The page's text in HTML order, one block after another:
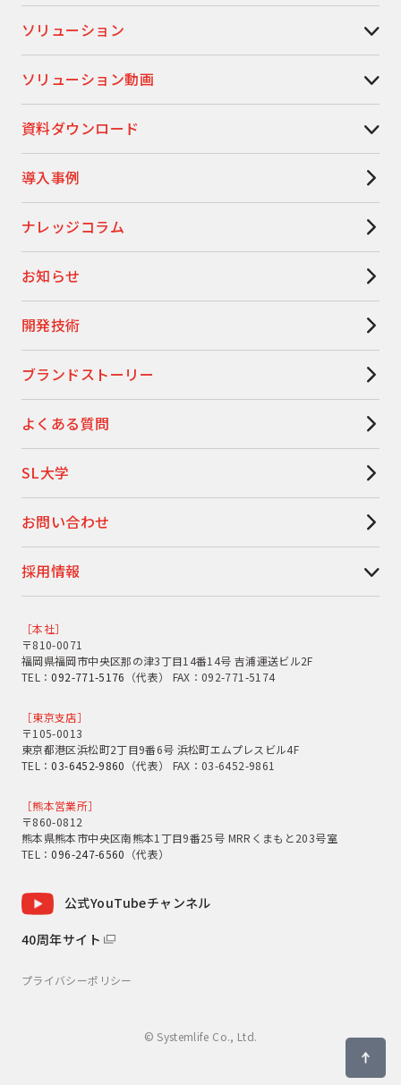
ソリューション
ソリューション動画
資料ダウンロード
導入事例
ナレッジコラム
お知らせ
開発技術
ブランドストーリー
よくある質問
SL大学
お問い合わせ
採用情報
［本社］
〒810-0071
福岡県福岡市中央区那の津3丁目14番14号 吉浦運送ビル2F
TEL：092-771-5176 （代表） FAX：092-771-5174
［東京支店］
〒105-0013
東京都港区浜松町2丁目9番6号 浜松町エムプレスビル4F
TEL：03-6452-9860 （代表） FAX：03-6452-9861
［熊本営業所］
〒860-0812
熊本県熊本市中央区南熊本1丁目9番25号 MRRくまもと203号室
TEL：096-247-6560 （代表）
公式YouTubeチャンネル
40周年サイト
プライバシーポリシー
© Systemlife Co., Ltd.